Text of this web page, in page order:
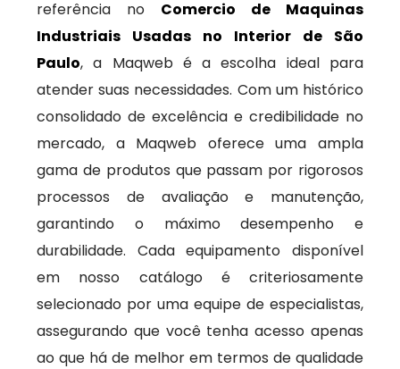
referência no Comercio de Maquinas
Industriais Usadas no Interior de São
Paulo, a Maqweb é a escolha ideal para
atender suas necessidades. Com um histórico
consolidado de excelência e credibilidade no
mercado, a Maqweb oferece uma ampla
gama de produtos que passam por rigorosos
processos de avaliação e manutenção,
garantindo o máximo desempenho e
durabilidade. Cada equipamento disponível
em nosso catálogo é criteriosamente
selecionado por uma equipe de especialistas,
assegurando que você tenha acesso apenas
ao que há de melhor em termos de qualidade